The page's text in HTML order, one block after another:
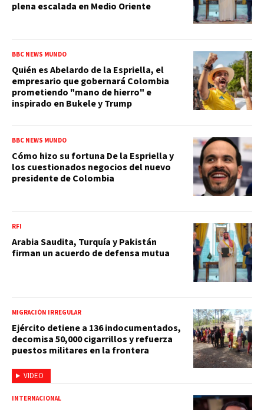
plena escalada en Medio Oriente
BBC NEWS MUNDO
Quién es Abelardo de la Espriella, el
empresario que gobernará Colombia
prometiendo "mano de hierro" e
inspirado en Bukele y Trump
BBC NEWS MUNDO
Cómo hizo su fortuna De la Espriella y
los cuestionados negocios del nuevo
presidente de Colombia
RFI
Arabia Saudita, Turquía y Pakistán
firman un acuerdo de defensa mutua
VIDEO
MIGRACIÓN IRREGULAR
Ejército detiene a 136 indocumentados,
decomisa 50,000 cigarrillos y refuerza
puestos militares en la frontera
INTERNACIONAL